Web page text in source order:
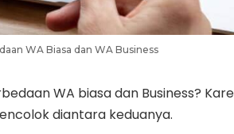
WA Biasa dan WA Business
WA biasa dan Business?
diantara keduanya.